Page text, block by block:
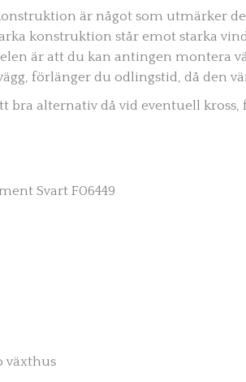
är något som utmärker
konstruktion står emot starka
är att du kan antingen montera
förlänger du odlingstid, då den
bra alternativ då vid eventuell
Svart F06449
växthus